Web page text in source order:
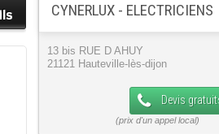
CYNERLUX - ELECTRICIENS
13 bis RUE D AHUY
21121 Hauteville-lès-dijon
Devis